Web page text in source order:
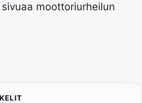
moottoriurheilun